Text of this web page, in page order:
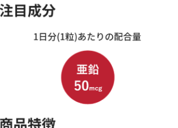
いならこれを飲め！